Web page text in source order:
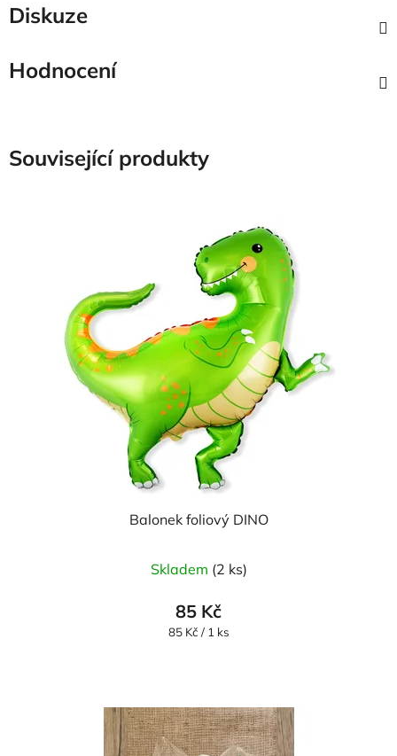
Diskuze
Hodnocení
Související produkty
Balonek foliový DINO
Skladem (2 ks)
85 Kč
Měrná
85 Kč / 1 ks